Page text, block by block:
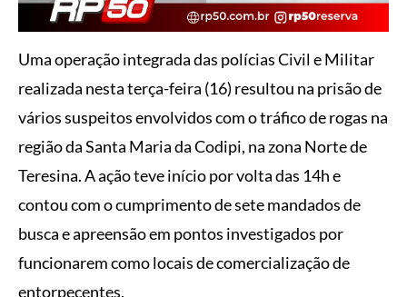
Uma operação integrada das polícias Civil e Militar
realizada nesta terça-feira (16) resultou na prisão de
vários suspeitos envolvidos com o tráfico de rogas na
região da Santa Maria da Codipi, na zona Norte de
Teresina. A ação teve início por volta das 14h e
contou com o cumprimento de sete mandados de
busca e apreensão em pontos investigados por
funcionarem como locais de comercialização de
entorpecentes.